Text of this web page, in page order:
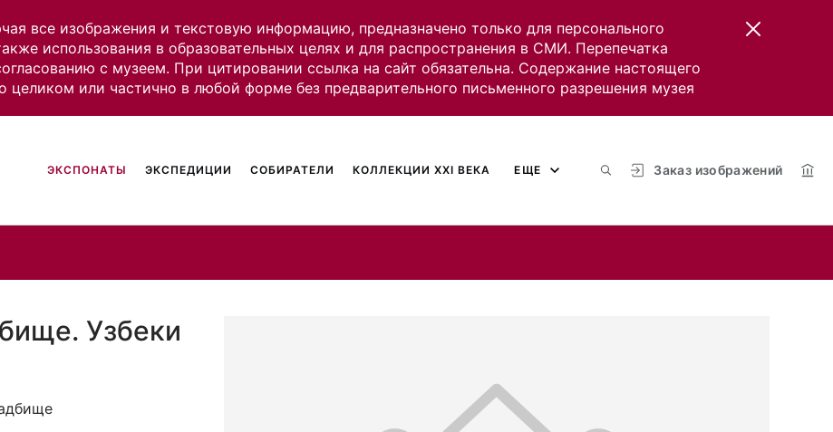
все изображения и текстовую информацию, предназначено только для персонального
использования в образовательных целях и для распространения в СМИ. Перепечатка
с музеем. При цитировании ссылка на сайт обязательна. Содержание настоящего
целиком или частично в любой форме без предварительного письменного разрешения музея
Заказ изображений
ЭКСПОНАТЫ ЭКСПЕДИЦИИ СОБИРАТЕЛИ КОЛЛЕКЦИИ XXI ВЕКА ЕЩЕ
Узбеки